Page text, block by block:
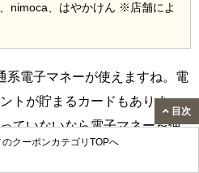
のクーポンカテゴリTOPへ
nimoca、はやかけん ※店舗によ
系電子マネーが使えますね。電
トが貯まるカードもありま
ていないなら電子マネーを使
目次